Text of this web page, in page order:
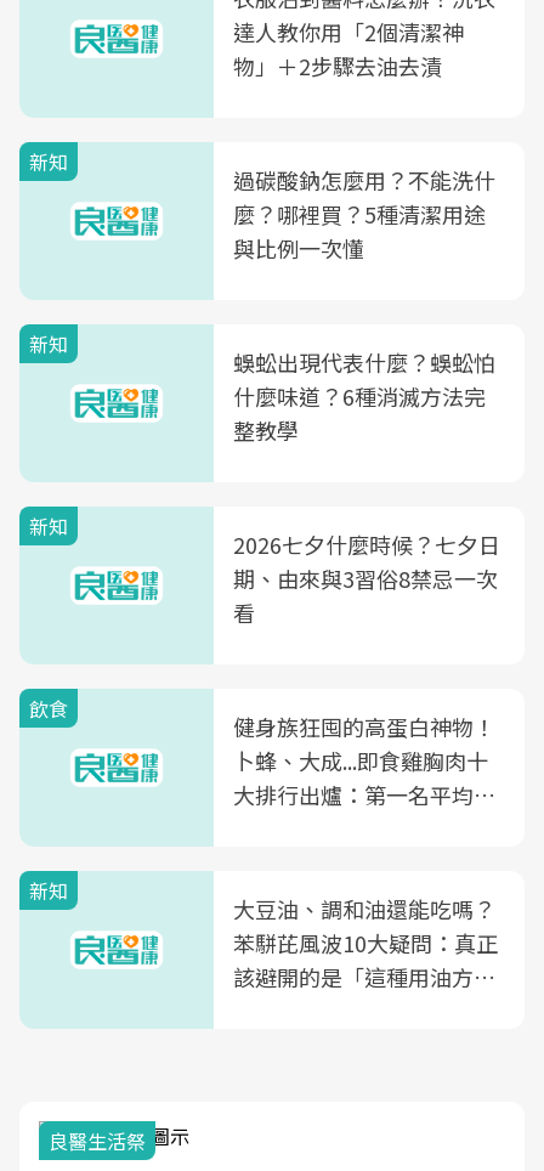
達人教你用「2個清潔神
物」＋2步驟去油去漬
新知
過碳酸鈉怎麼用？不能洗什
麼？哪裡買？5種清潔用途
與比例一次懂
新知
蜈蚣出現代表什麼？蜈蚣怕
什麼味道？6種消滅方法完
整教學
新知
2026七夕什麼時候？七夕日
期、由來與3習俗8禁忌一次
看
飲食
健身族狂囤的高蛋白神物！
卜蜂、大成...即食雞胸肉十
大排行出爐：第一名平均一
新知
大豆油、調和油還能吃嗎？
苯駢芘風波10大疑問：真正
該避開的是「這種用油方
良醫生活祭